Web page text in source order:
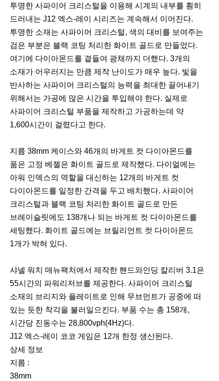
투명한 사파이어 크리스털을 이용해 시계의 내부를 훤히
드러내는 J12 엑스-레이 시리즈는 계속해서 이어진다.
투명한 소재는 사파이어 크리스털, 색의 대비를 보여주는
검은 부분은 블랙 코팅 처리한 화이트 골드로 만들었다.
여기에 다이아몬드를 곁들여 광채까지 더했다. 3개의
소재가 어우러지는 만큼 제작 난이도가 매우 높다. 빛을
반사하는 사파이어 크리스털의 능력을 최대한 끌어내기
위해서는 가공에 많은 시간을 투입해야 한다. 실제로
사파이어 크리스털 부품을 제작하고 가공하는데 약
1,600시간이 걸렸다고 한다.
지름 38mm 케이스와 46개의 바게트 컷 다이아몬드를
품은 고정 베젤은 화이트 골드로 제작했다. 다이얼에는
아워 인덱스의 역할을 대신하는 12개의 바게트 컷
다이아몬드를 일정한 간격을 두고 배치했다. 사파이어
크리스털과 블랙 코팅 처리한 화이트 골드로 만든
브레이슬릿에도 138개나 되는 바게트 컷 다이아몬드를
세팅했다. 화이트 골드에는 브릴리언트 컷 다이아몬드
1개가 박혀 있다.
샤넬 워치 매뉴팩처에서 제작한 핸드와인딩 칼리버 3.1은
55시간의 파워리저브를 제공한다. 사파이어 크리스털
소재의 브리지와 플레이트로 인해 무브먼트가 공중에 떠
있는 듯한 착각을 불러일으킨다. 부품 수는 총 158개,
시간당 진동수는 28,800vph(4Hz)다.
J12 엑스-레이 코코 게임은 12개 한정 생산된다.
상세 정보
지름 :
38mm